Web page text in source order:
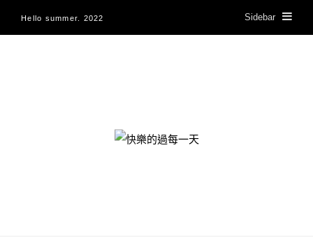
Hello summer. 2022 Sidebar
快樂的過每一天